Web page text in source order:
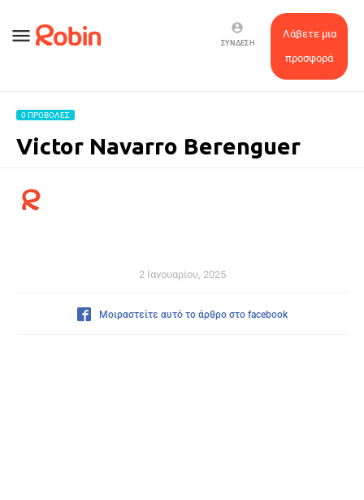
menu
Λάβετε μια
προσφορά
account_circle
ΣΎΝΔΕΣΗ
0 ΠΡΟΒΟΛΈΣ
Victor Navarro Berenguer
2 Ιανουαρίου, 2025
Μοιραστείτε αυτό το άρθρο στο facebook